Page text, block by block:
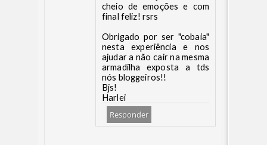
cheio de emoções e com
final feliz! rsrs
Obrigado por ser "cobaia"
nesta experiência e nos
ajudar a não cair na mesma
armadilha exposta a tds
nós bloggeiros!!
Bjs!
Harlei
Responder